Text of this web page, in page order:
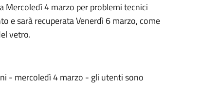
4 marzo per problemi tecnici
e sarà recuperata Venerdì 6 marzo, come
vetro.
- mercoledì 4 marzo - gli utenti sono